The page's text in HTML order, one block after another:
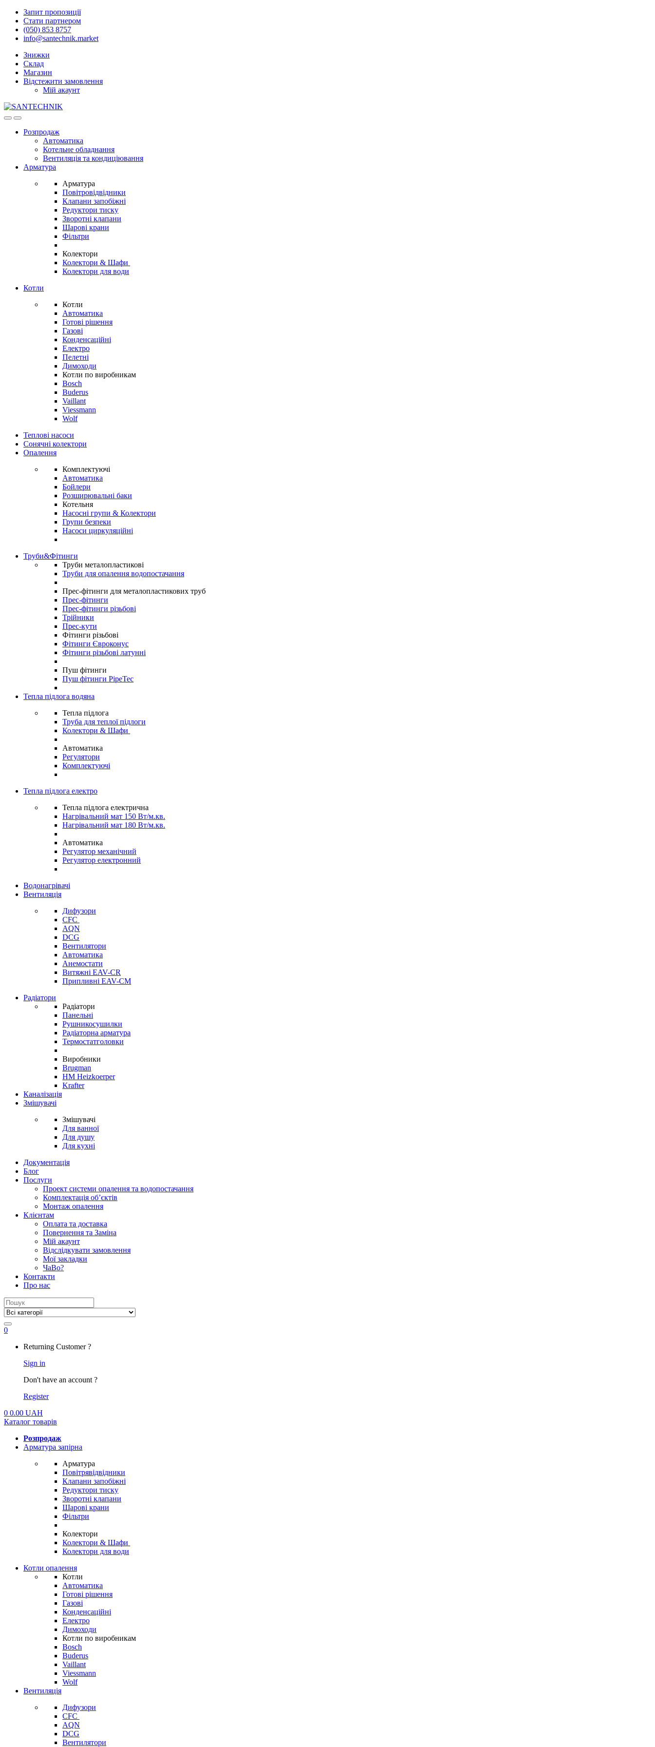
Skip
navigation
Skip
content
Запит пропозиції
Стати партнером
(050) 853 8757
info@santechnik.market
Знижки
Склад
Магазин
Відстежити замовлення
Мій акаунт
OpenClose
Розпродаж
Автоматика
Котельне обладнання
Вентиляція та кондиціювання
Арматура
Арматура
Повітровідвідники
Клапани запобіжні
Редуктори тиску
Зворотні клапани
Шарові крани
Фільтри
Колектори
Колектори & Шафи
Колектори для води
Котли
Котли
Автоматика
Готові рішення
Газові
Конденсаційні
Електро
Пелетні
Димоходи
Котли по виробникам
Bosch
Buderus
Vaillant
Viessmann
Wolf
Теплові насоси
Сонячні колектори
Опалення
Комплектуючі
Автоматика
Бойлери
Розширювальні баки
Котельня
Насосні групи & Колектори
Групи безпеки
Насоси циркуляційні
Труби&Фітинги
Труби металопластикові
Труби для опалення водопостачання
Прес-фітинги для металопластикових труб
Прес-фітинги
Прес-фітинги різьбові
Трійники
Прес-кути
Фітинги різьбові
Фітинги Євроконус
Фітинги різьбові латунні
Пуш фітинги
Пуш фітинги PipeTec
Тепла підлога водяна
Тепла підлога
Труба для теплої підлоги
Колектори & Шафи
Автоматика
Регулятори
Комплектуючі
Тепла підлога електро
Тепла підлога електрична
Нагрівальний мат 150 Вт/м.кв.
Нагрівальний мат 180 Вт/м.кв.
Автоматика
Регулятор механічний
Регулятор електронний
Водонагрівачі
Вентиляція
Дифузори
CFC
AQN
DCG
Вентилятори
Автоматика
Анемостати
Витяжні EAV-CR
Припливні EAV-CM
Радіатори
Радіатори
Панельні
Рушникосушилки
Радіаторна арматура
Термостатголовки
Виробники
Brugman
HM Heizkoerper
Krafter
Каналізація
Змішувачі
Змішувачі
Для ванної
Для душу
Для кухні
Документація
Блог
Послуги
Проект системи опалення та водопостачання
Комплектація об’єктів
Монтаж опалення
Клієнтам
Оплата та доставка
Повернення та Заміна
Мій акаунт
Відслідкувати замовлення
Мої закладки
ЧаВо?
Контакти
Про нас
Search
for:
0
Returning Customer ?
Sign in
Don't have an account ?
Register
0 0.00 UAH
Каталог товарів
Розпродаж
Арматура запірна
Арматура
Повітрявідвідники
Клапани запобіжні
Редуктори тиску
Зворотні клапани
Шарові крани
Фільтри
Колектори
Колектори & Шафи
Колектори для води
Котли опалення
Котли
Автоматика
Готові рішення
Газові
Конденсаційні
Електро
Димоходи
Котли по виробникам
Bosch
Buderus
Vaillant
Viessmann
Wolf
Вентиляція
Дифузори
CFC
AQN
DCG
Вентилятори